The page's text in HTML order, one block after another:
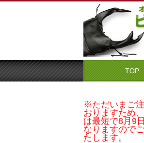
TOP
※ただいまご
おりますため
は最短で8月9
なりますので
たします。